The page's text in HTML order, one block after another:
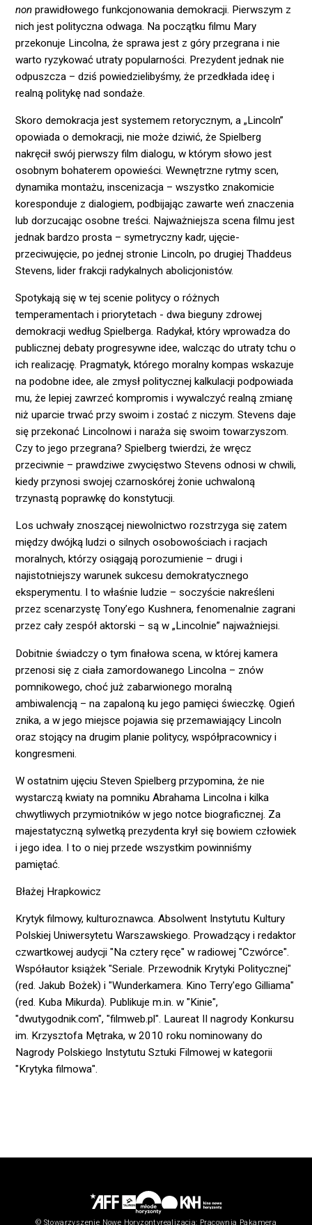
non prawidłowego funkcjonowania demokracji. Pierwszym z
nich jest polityczna odwaga. Na początku filmu Mary
przekonuje Lincolna, że sprawa jest z góry przegrana i nie
warto ryzykować utraty popularności. Prezydent jednak nie
odpuszcza – dziś powiedzielibyśmy, że przedkłada ideę i
realną politykę nad sondaże.
Skoro demokracja jest systemem retorycznym, a „Lincoln”
opowiada o demokracji, nie może dziwić, że Spielberg
nakręcił swój pierwszy film dialogu, w którym słowo jest
osobnym bohaterem opowieści. Wewnętrzne rytmy scen,
dynamika montażu, inscenizacja – wszystko znakomicie
koresponduje z dialogiem, podbijając zawarte weń znaczenia
lub dorzucając osobne treści. Najważniejsza scena filmu jest
jednak bardzo prosta – symetryczny kadr, ujęcie-
przeciwujęcie, po jednej stronie Lincoln, po drugiej Thaddeus
Stevens, lider frakcji radykalnych abolicjonistów.
Spotykają się w tej scenie politycy o różnych
temperamentach i priorytetach - dwa bieguny zdrowej
demokracji według Spielberga. Radykał, który wprowadza do
publicznej debaty progresywne idee, walcząc do utraty tchu o
ich realizację. Pragmatyk, którego moralny kompas wskazuje
na podobne idee, ale zmysł politycznej kalkulacji podpowiada
mu, że lepiej zawrzeć kompromis i wywalczyć realną zmianę
niż uparcie trwać przy swoim i zostać z niczym. Stevens daje
się przekonać Lincolnowi i naraża się swoim towarzyszom.
Czy to jego przegrana? Spielberg twierdzi, że wręcz
przeciwnie – prawdziwe zwycięstwo Stevens odnosi w chwili,
kiedy przynosi swojej czarnoskórej żonie uchwaloną
trzynastą poprawkę do konstytucji.
Los uchwały znoszącej niewolnictwo rozstrzyga się zatem
między dwójką ludzi o silnych osobowościach i racjach
moralnych, którzy osiągają porozumienie – drugi i
najistotniejszy warunek sukcesu demokratycznego
eksperymentu. I to właśnie ludzie – soczyście nakreśleni
przez scenarzystę Tony’ego Kushnera, fenomenalnie zagrani
przez cały zespół aktorski – są w „Lincolnie” najważniejsi.
Dobitnie świadczy o tym finałowa scena, w której kamera
przenosi się z ciała zamordowanego Lincolna – znów
pomnikowego, choć już zabarwionego moralną
ambiwalencją – na zapaloną ku jego pamięci świeczkę. Ogień
znika, a w jego miejsce pojawia się przemawiający Lincoln
oraz stojący na drugim planie politycy, współpracownicy i
kongresmeni.
W ostatnim ujęciu Steven Spielberg przypomina, że nie
wystarczą kwiaty na pomniku Abrahama Lincolna i kilka
chwytliwych przymiotników w jego notce biograficznej. Za
majestatyczną sylwetką prezydenta krył się bowiem człowiek
i jego idea. I to o niej przede wszystkim powinniśmy
pamiętać.
Błażej Hrapkowicz
Krytyk filmowy, kulturoznawca. Absolwent Instytutu Kultury
Polskiej Uniwersytetu Warszawskiego. Prowadzący i redaktor
czwartkowej audycji "Na cztery ręce" w radiowej "Czwórce".
Współautor książek "Seriale. Przewodnik Krytyki Politycznej"
(red. Jakub Bożek) i "Wunderkamera. Kino Terry'ego Gilliama"
(red. Kuba Mikurda). Publikuje m.in. w "Kinie",
"dwutygodnik.com", "filmweb.pl". Laureat II nagrody Konkursu
im. Krzysztofa Mętraka, w 2010 roku nominowany do
Nagrody Polskiego Instytutu Sztuki Filmowej w kategorii
"Krytyka filmowa".
© Stowarzyszenie Nowe Horyzontyrealizacja: Pracownia Pakamera